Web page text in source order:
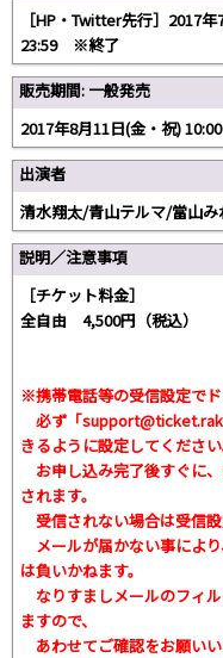
［HP・Twitter先行］2017
23:59 ※終了
販売期間: 一般発売
2017年8月11日(金・祝) 10:00
出演者
清水翔太/青山テルマ/當山
説明／注意事項
［チケット料金］
全自由 4,500円（税込）
※携帯電話等の受信設定でド
必ず 「
きるように設定してください
お申し込み完了後すぐに
されます。
受信されない場合は受信設
メールが届かない事によ
は負いかねます。
なりすましメールのフィ
ますので、
あわせてご確認をお願いい